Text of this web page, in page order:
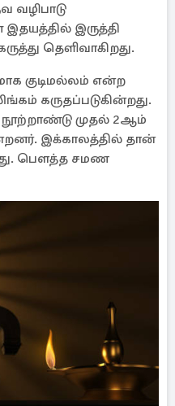
வழிபாடு
இருத்தி
தெளிவாகிறது.
குடிமல்லம் என்ற
கருதப்படுகின்றது.
முதல் 2ஆம்
இக்காலத்தில் தான்
பௌத்த சமண